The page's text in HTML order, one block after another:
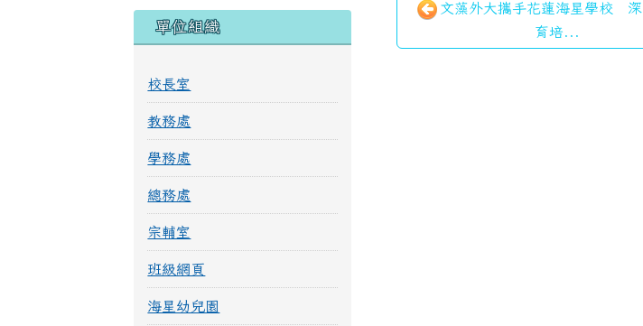
單位組織
校長室
教務處
學務處
總務處
宗輔室
班級網頁
海星幼兒園
文藻外大攜手花蓮海星學校 深
育培...